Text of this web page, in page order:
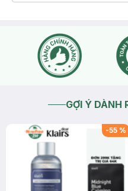
GỢI Ý DÀNH
-55 %